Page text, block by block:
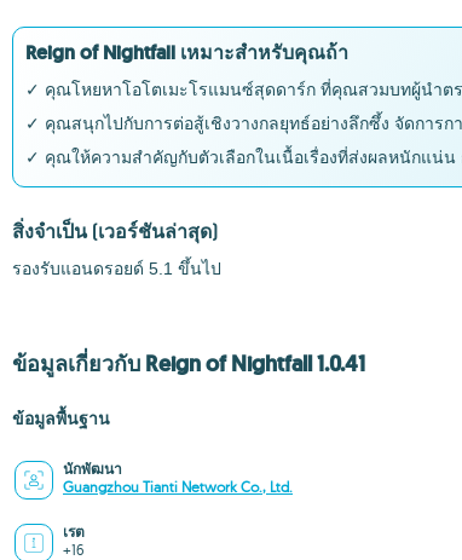
Reign of Nightfall เหมาะสำหรับคุณถ้า
✓ คุณโหยหาโอโตเมะโรแมนซ์สุดดาร์ก ที่คุณสวมบทผู้นำต
✓ คุณสนุกไปกับการต่อสู้เชิงวางกลยุทธ์อย่างลึกซึ้ง จัดการ
✓ คุณให้ความสำคัญกับตัวเลือกในเนื้อเรื่องที่ส่งผลหนักแน่
สิ่งจำเป็น (เวอร์ชันล่าสุด)
รองรับแอนดรอยด์ 5.1 ขึ้นไป
ข้อมูลเกี่ยวกับ Reign of Nightfall 1.0.41
ข้อมูลพื้นฐาน
นักพัฒนา
Guangzhou Tianti Network Co., Ltd.
เรต
+16